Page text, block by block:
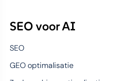
SEO voor AI
SEO
GEO optimalisatie